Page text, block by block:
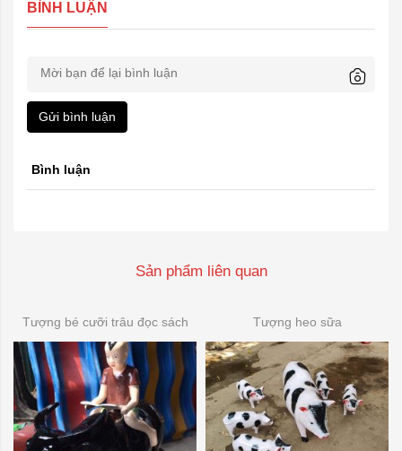
BÌNH LUẬN
Gửi bình luận
Bình luận
Sản phẩm liên quan
Tượng bé cưỡi trâu đọc sách Tượng heo sữa